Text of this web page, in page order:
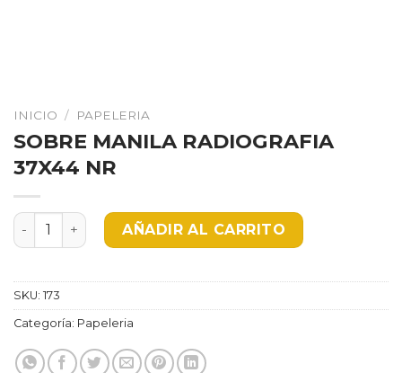
INICIO / PAPELERIA
SOBRE MANILA RADIOGRAFIA
37X44 NR
SOBRE MANILA RADIOGRAFIA 37X44 NR cantidad
AÑADIR AL CARRITO
SKU: 173
Categoría: Papeleria